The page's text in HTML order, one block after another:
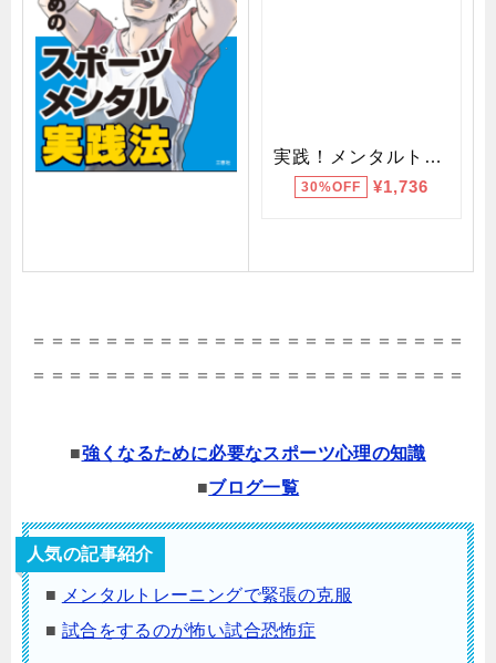
＝＝＝＝＝＝＝＝＝＝＝＝＝＝＝＝＝＝＝＝＝＝＝＝
＝＝＝＝＝＝＝＝＝＝＝＝＝＝＝＝＝＝＝＝＝＝＝＝
■強くなるために必要なスポーツ心理の知識
■ブログ一覧
人気の記事紹介
■ メンタルトレーニングで緊張の克服
■ 試合をするのが怖い試合恐怖症